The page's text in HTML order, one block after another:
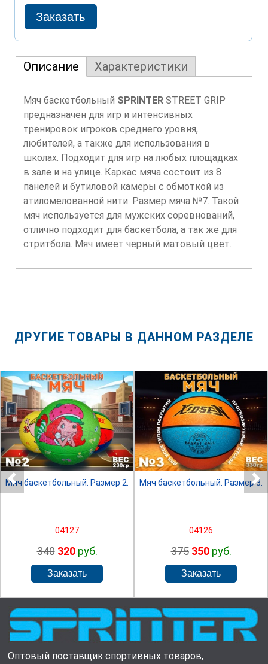
Описание Характеристики
Мяч баскетбольный SPRINTERSTREET GRIP
предназначен для игр и интенсивных
тренировок игроков среднего уровня,
любителей, а также для использования в
школах. Подходит для игр на любых площадках
в зале и на улице. Каркас мяча состоит из 8
панелей и бутиловой камеры с обмоткой из
атиломелованной нити. Размер мяча №7. Такой
мяч используется для мужских соревнований,
отлично подходит для баскетбола, а так же для
стритбола. Мяч имеет черный матовый цвет.
ДРУГИЕ ТОВАРЫ В ДАННОМ РАЗДЕЛЕ
SPRINTER
Мяч баскетбольный. Размер 2.
04127
340 320руб.
SPRINTER
Мяч баскетбольный. Размер 3.
04126
375 350руб.
Оптовый поставщик спортивных товаров,